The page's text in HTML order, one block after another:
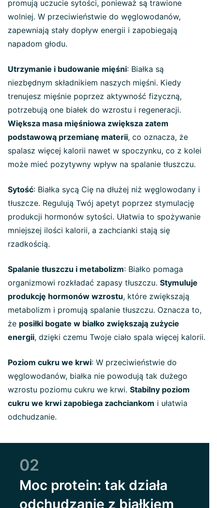
promują uczucie sytości, ponieważ są trawione
wolniej. W przeciwieństwie do węglowodanów,
zapewniają stały dopływ energii i zapobiegają
napadom głodu.
Utrzymanie i budowanie mięśni: Białka są
niezbędnym składnikiem naszych mięśni. Kiedy
trenujesz mięśnie poprzez aktywność fizyczną,
potrzebują one białek do wzrostu i regeneracji.
Większa masa mięśniowa zwiększa zatem
podstawową przemianę materii, co oznacza, że
spalasz więcej kalorii nawet w spoczynku, co z kolei
może mieć pozytywny wpływ na spalanie tłuszczu.
Sytość: Białka sycą Cię na dłużej niż węglowodany i
tłuszcze. Regulują Twój apetyt poprzez stymulację
produkcji hormonów sytości. Ułatwia to spożywanie
mniejszej ilości kalorii, a zachcianki stają się
rzadkością.
Spalanie tłuszczu i metabolizm: Białko pomaga
organizmowi rozkładać zapasy tłuszczu. Stymuluje
produkcję hormonów wzrostu, które zwiększają
metabolizm i promują spalanie tłuszczu. Oznacza to,
że posiłki bogate w białko zwiększają zużycie
energii, dzięki czemu Twoje ciało spala więcej kalorii.
Poziom cukru we krwi: W przeciwieństwie do
węglowodanów, białka nie powodują tak dużego
wzrostu poziomu cukru we krwi. Stabilny poziom
cukru we krwi zapobiega zachciankom i ułatwia
odchudzanie.
02
Moc protein: tak działa
odchudzanie z białkiem